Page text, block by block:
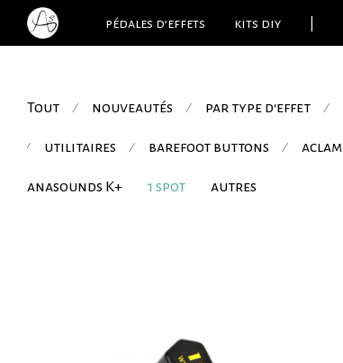
pédales d’effets kits diy
Tout ⁄ nouveautés ⁄ par type d'effet ⁄
⁄ utilitaires ⁄ barefoot buttons ⁄ aclam
anasounds K+ 1 spot autres